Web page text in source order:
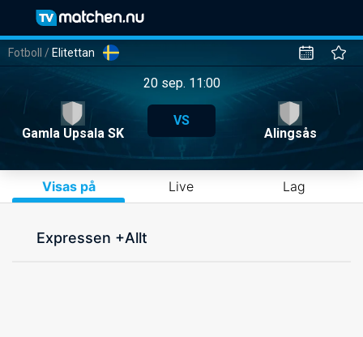
Fotboll / Elitettan
20 sep. 11:00
Gamla Upsala SK
VS
Alingsås
Visas på Live Lag
Expressen +Allt